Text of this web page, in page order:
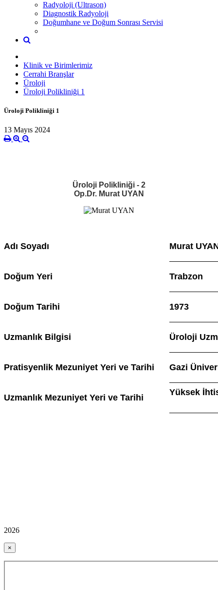
Radyoloji (Ultrason)
Diagnostik Radyoloji
Doğumhane ve Doğum Sonrası Servisi
Klinik ve Birimlerimiz
Cerrahi Branşlar
Üroloji
Üroloji Polikliniği 1
Üroloji Polikliniği 1
13 Mayıs 2024
Üroloji Polikliniği - 2
Op.Dr. Murat UYAN
Adı Soyadı Murat
Doğum Yeri Trabzon
Doğum Tarihi 1973
Uzmanlık Bilgisi Üroloji
Pratisyenlik Mezuniyet Yeri ve Tarihi Gazi
Uzmanlık Mezuniyet Yeri ve Tarihi
Yüksek
2026
×